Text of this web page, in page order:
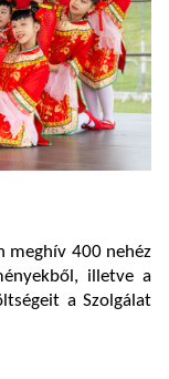
meghív 400 nehéz
illetve a
a Szolgálat